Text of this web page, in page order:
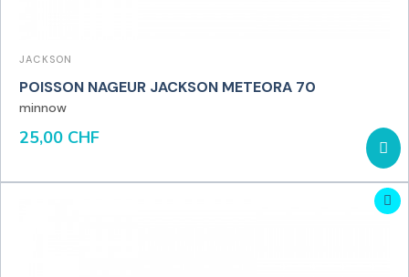
JACKSON
POISSON NAGEUR JACKSON METEORA 70
minnow
25,00 CHF